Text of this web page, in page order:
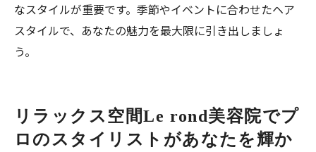
なスタイルが重要です。季節やイベントに合わせたヘア
スタイルで、あなたの魅力を最大限に引き出しましょ
う。
リラックス空間Le rond美容院でプ
ロのスタイリストがあなたを輝か